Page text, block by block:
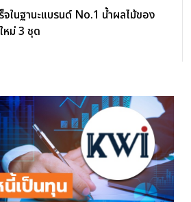
จในฐานะแบรนด์ No.1 น้ำผลไม้ของ
หม่ 3 ชุด